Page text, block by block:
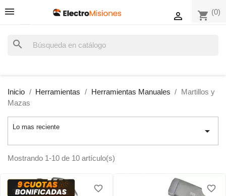
shopping_cart (0)

search
Inicio Herramientas Herramientas Manuales
Martillos y
Mazas
Lo mas reciente 
Mostrando 1-10 de 10 artículo(s)
favorite_border
favorite_border favorite_border
favorite_border